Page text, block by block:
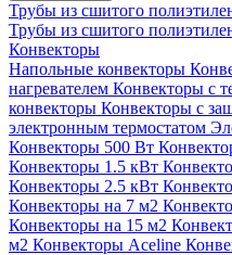
Трубы из сшитого
Трубы из сшитого
Конвекторы
Напольные конвекторы
нагревателем Конвекторы с
конвекторы Конвекторы с
электронным термостатом
Конвекторы 500 Вт
Конвекторы 1.5 кВт
Конвекторы 2.5 кВт
Конвекторы на 7 м2
Конвекторы на 15 м2
м2 Конвекторы Aceline